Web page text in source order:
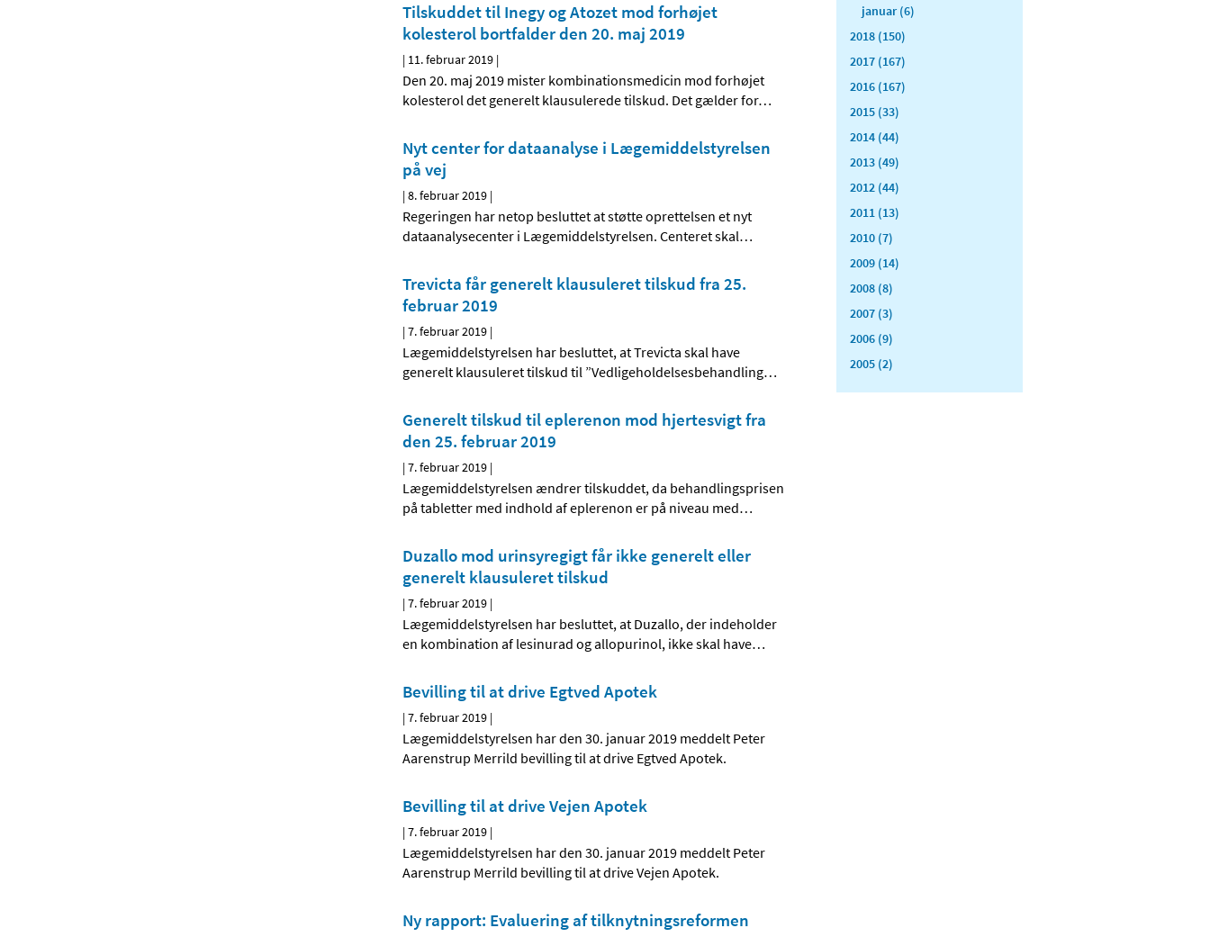
Tilskuddet til Inegy og Atozet mod forhøjet
kolesterol bortfalder den 20. maj 2019
| 11. februar 2019 |
Den 20. maj 2019 mister kombinationsmedicin mod forhøjet
kolesterol det generelt klausulerede tilskud. Det gælder for…
Nyt center for dataanalyse i Lægemiddelstyrelsen
på vej
|8. februar 2019 |
Regeringen har netop besluttet at støtte oprettelsen et nyt
dataanalysecenter i Lægemiddelstyrelsen. Centeret skal…
Trevicta får generelt klausuleret tilskud fra 25.
februar 2019
|7. februar 2019 |
Lægemiddelstyrelsen har besluttet, at Trevicta skal have
generelt klausuleret tilskud til ”Vedligeholdelsesbehandling…
Generelt tilskud til eplerenon mod hjertesvigt fra
den 25. februar 2019
|7. februar 2019 |
Lægemiddelstyrelsen ændrer tilskuddet, da behandlingsprisen
på tabletter med indhold af eplerenon er på niveau med…
Duzallo mod urinsyregigt får ikke generelt eller
generelt klausuleret tilskud
|7. februar 2019 |
Lægemiddelstyrelsen har besluttet, at Duzallo, der indeholder
en kombination af lesinurad og allopurinol, ikke skal have…
Bevilling til at drive Egtved Apotek
|7. februar 2019 |
Lægemiddelstyrelsen har den 30. januar 2019 meddelt Peter
Aarenstrup Merrild bevilling til at drive Egtved Apotek.
Bevilling til at drive Vejen Apotek
|7. februar 2019 |
Lægemiddelstyrelsen har den 30. januar 2019 meddelt Peter
Aarenstrup Merrild bevilling til at drive Vejen Apotek.
Ny rapport: Evaluering af tilknytningsreformen
januar (6)
2018 (150)
2017 (167)
2016 (167)
2015 (33)
2014 (44)
2013 (49)
2012 (44)
2011 (13)
2010 (7)
2009 (14)
2008 (8)
2007 (3)
2006 (9)
2005 (2)